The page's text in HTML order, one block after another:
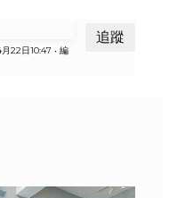
22日10:47 • 編
追蹤